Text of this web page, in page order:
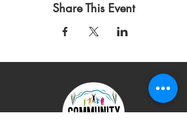
Share This Event